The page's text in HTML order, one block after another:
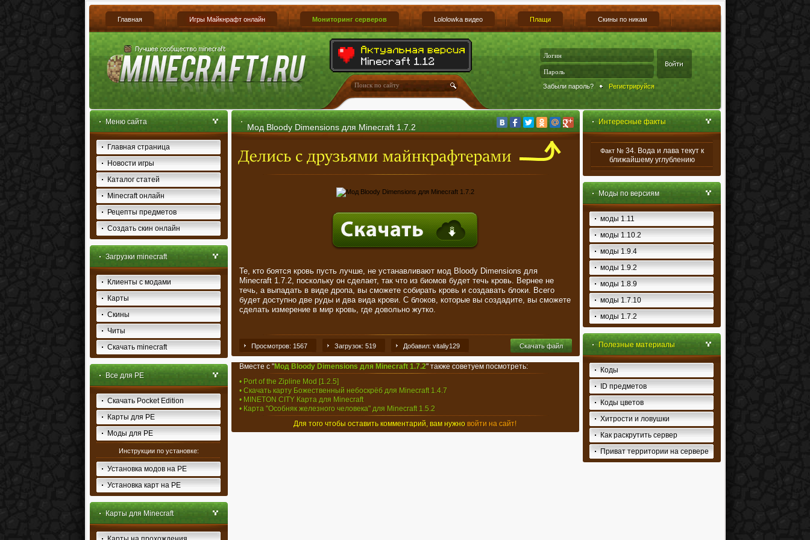
Главная Игры Майкнрафт онлайн Мониторинг серверов Lololowka видео Плащи Скины по никам
Забыли пароль? Регистрируйся
Меню сайта
Главная страница
Новости игры
Каталог статей
Minecraft онлайн
Рецепты предметов
Создать скин онлайн
Загрузки minecraft
Клиенты с модами
Карты
Скины
Читы
Скачать minecraft
Все для PE
Скачать Pocket Edition
Карты для PE
Моды для PE
Инструкции по установке:
Установка модов на PE
Установка карт на PE
Карты для Minecraft
Интересные факты
Факт № 34. Вода и лава текут к
ближайшему углублению
Моды по версиям
моды 1.11
моды 1.10.2
моды 1.9.4
моды 1.9.2
моды 1.8.9
моды 1.7.10
моды 1.7.2
Полезные материалы
Коды
ID предметов
Коды цветов
Хитрости и ловушки
Как раскрутить сервер
Приват территории на сервере
Мод Bloody Dimensions для Minecraft 1.7.2
Те, кто боятся кровь пусть лучше, не устанавливают мод Bloody Dimensions для
Minecraft 1.7.2, поскольку он сделает, так что из биомов будет течь кровь. Вернее не
течь, а выпадать в виде дропа, вы сможете собирать кровь и создавать блоки. Всего
будет доступно две руды и два вида крови. С блоков, которые вы создадите, вы сможете
сделать измерение в мир кровь, где довольно жутко.
Просмотров: 1567 Загрузок: 519 Добавил: vitaliy129 Скачать файл
Вместе с "Мод Bloody Dimensions для Minecraft 1.7.2" также советуем посмотреть:
• Port of the Zipline Mod [1.2.5]
• Скачать карту Божественный небоскрёб для Minecraft 1.4.7
• MINETON CITY Карта для Minecraft
• Карта "Особняк железного человека" для Minecraft 1.5.2
Для того чтобы оставить комментарий, вам нужно войти на сайт!